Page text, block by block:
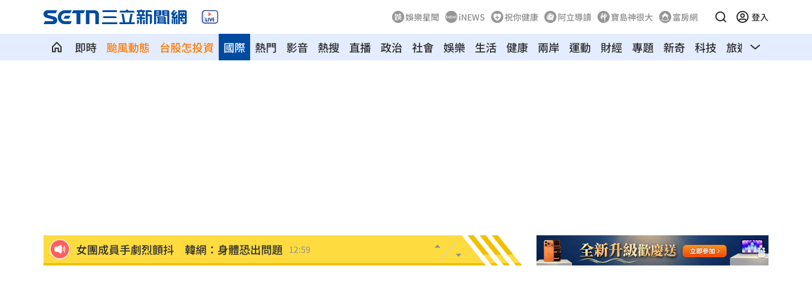
娛樂星聞 iNEWS 祝你健康 阿立導讀 寶島神很大 富房網 登入
即時 颱風動態 台股怎投資 熱門 影音 熱搜 直播 政治 社會 娛樂 生活 健康
國際 兩岸 運動 財經 專題 新奇 科技 旅遊 汽車
女團成員手劇烈顫抖 韓網：身體恐出問題 12:59